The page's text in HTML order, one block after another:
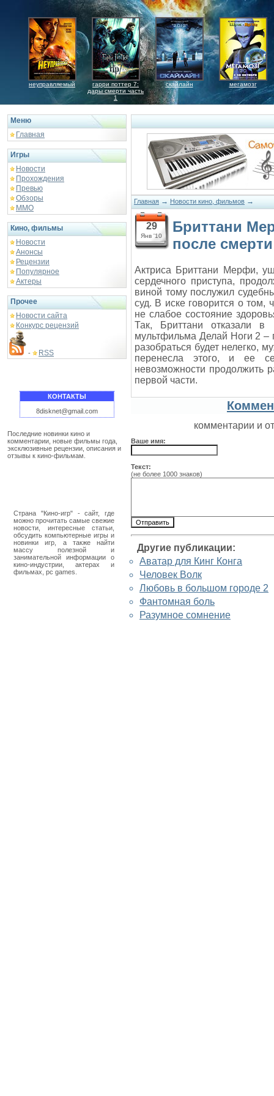
неуправляемый
гарри поттер 7:
дары смерти часть
1
скайлайн мегамозг
Меню
Главная
Игры
Новости
Прохождения
Превью
Обзоры
ММО
Кино, фильмы
Новости
Анонсы
Рецензии
Популярное
Актеры
Прочее
Новости сайта
Конкурс рецензий
- RSS
КОНТАКТЫ
8disknet@gmail.com
Последние новинки кино и
комментарии, новые фильмы года,
эксклюзивные рецензии, описания и
отзывы к кино-фильмам.
Страна "Кино-игр" - сайт, где
можно прочитать самые свежие
новости, интересные статьи,
обсудить компьютерные игры и
новинки игр, а также найти
массу полезной и
занимательной информации о
кино-индустрии, актерах и
фильмах, pc games.
Главная → Новости кино, фильмов →
29
Янв '10
Бриттани
после смерти
Актриса Бриттани Мерфи,
сердечного приступа,
виной тому послужил
суд. В иске говорится о том,
не слабое состояние
Так, Бриттани отказали в
мультфильма Делай Ноги 2 –
разобраться будет нелегко,
перенесла этого, и ее
невозможности продолжить
первой части.
комментарии и
Ваше имя:
Текст:
(не более 1000 знаков)
Другие публикации:
Аватар для Кинг Конга
Человек Волк
Любовь в большом городе 2
Фантомная боль
Разумное сомнение